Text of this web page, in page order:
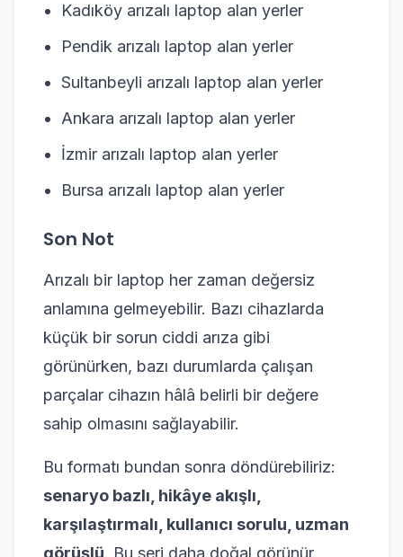
Kadıköy arızalı laptop alan yerler
Pendik arızalı laptop alan yerler
Sultanbeyli arızalı laptop alan yerler
Ankara arızalı laptop alan yerler
İzmir arızalı laptop alan yerler
Bursa arızalı laptop alan yerler
Son Not
Arızalı bir laptop her zaman değersiz
anlamına gelmeyebilir. Bazı cihazlarda
küçük bir sorun ciddi arıza gibi
görünürken, bazı durumlarda çalışan
parçalar cihazın hâlâ belirli bir değere
sahip olmasını sağlayabilir.
Bu formatı bundan sonra döndürebiliriz:
senaryo bazlı, hikâye akışlı,
karşılaştırmalı, kullanıcı sorulu, uzman
görüşlü. Bu seri daha doğal görünür.